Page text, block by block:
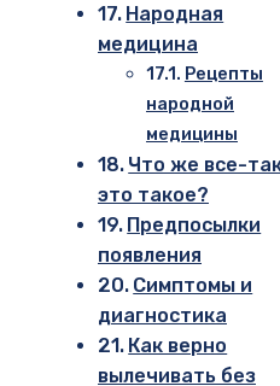
Народная
медицина
Рецепты
народной
медицины
Что же все-
это такое?
Предпосылки
появления
Симптомы и
диагностика
Как верно
вылечивать без